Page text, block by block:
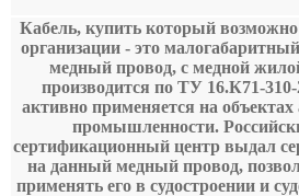
Кабель, купить который
организации - это
медный провод, с медной
производится по ТУ 16.К71-310-
активно применяется на
промышленности.
сертификационный центр выдал
на данный медный провод,
применять его в судостроении и